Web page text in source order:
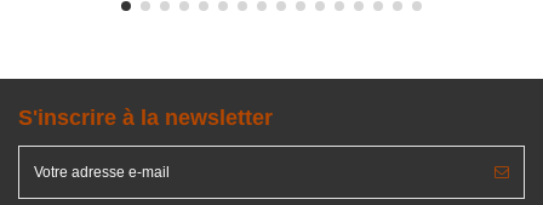
S'inscrire à la newsletter